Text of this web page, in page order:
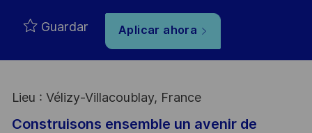
Guardar Aplicar ahora
Lieu : Vélizy-Villacoublay, France
Construisons ensemble un avenir de